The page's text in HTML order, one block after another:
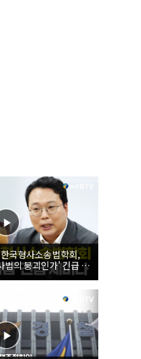
국형사소송법학회,
의 붕괴인가' 긴급 세